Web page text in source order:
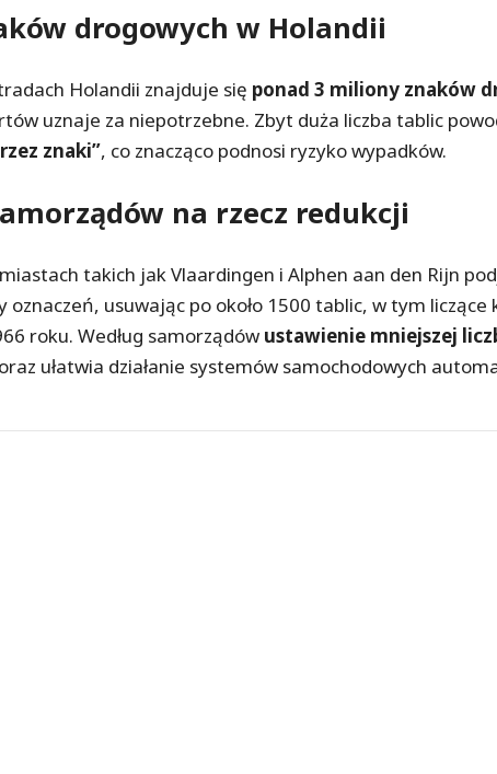
drogowych w Holandii
Holandii znajduje się ponad 3 miliony znaków
uznaje za niepotrzebne. Zbyt duża liczba tablic
znaki”, co znacząco podnosi ryzyko wypadków.
na rzecz redukcji
takich jak Vlaardingen i Alphen aan den Rijn
oznaczeń, usuwając po około 1500 tablic, w tym
roku. Według samorządów ustawienie mniejszej
oraz ułatwia działanie systemów samochodowych